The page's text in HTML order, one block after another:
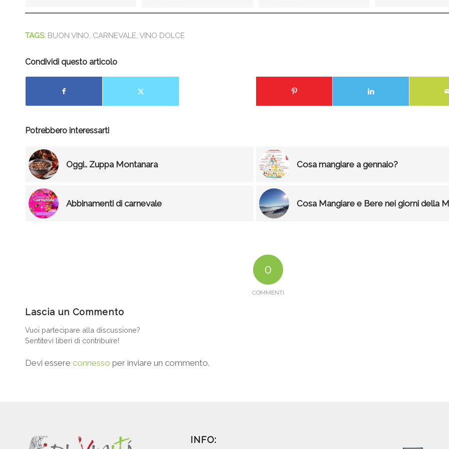
TAGS: BUON VINO, CARNEVALE, VINO DOLCE
Condividi questo articolo
Potrebbero interessarti
Oggi.. Zuppa Montanara Cosa mangiare a gennaio?
Abbinamenti di carnevale Cosa Mangiare e Bere nei giorni della
0
COMMENTI
Lascia un Commento
Vuoi partecipare alla discussione?
Sentitevi liberi di contribuire!
Devi essere connesso per inviare un commento.
INFO: